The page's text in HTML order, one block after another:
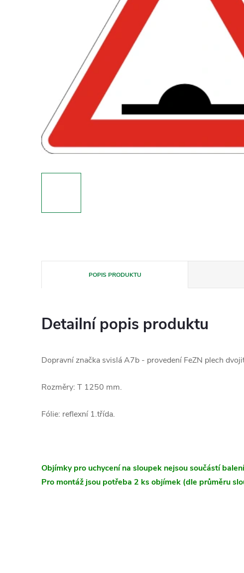
POPIS PRODUKTU
Detailní popis produktu
Dopravní značka svislá A7b - provedení FeZN plech
Rozměry: T 1250 mm.
Fólie: reflexní 1.třída.
Objímky pro uchycení na sloupek nejsou součástí
Pro montáž jsou potřeba 2 ks objímek (dle průměru